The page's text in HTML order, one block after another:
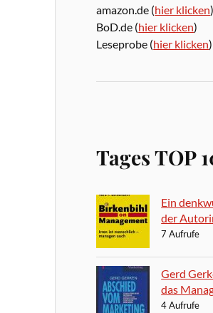
amazon.de (hier klicken)
BoD.de (hier klicken)
Leseprobe (hier klicken)
Tages TOP
Ein
der
7 Aufrufe
Gerd
das
4 Aufrufe